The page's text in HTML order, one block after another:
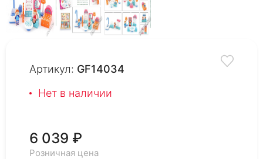
Артикул: GF14034
Нет в наличии
6 039 ₽
Розничная цена